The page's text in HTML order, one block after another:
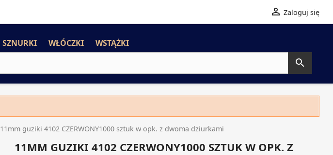
 Zaloguj się
SZNURKI WŁÓCZKI WSTĄŻKI

11mm guziki 4102 CZERWONY1000 sztuk w opk. z dwoma dziurkami
11MM GUZIKI 4102 CZERWONY1000 SZTUK W OPK. Z